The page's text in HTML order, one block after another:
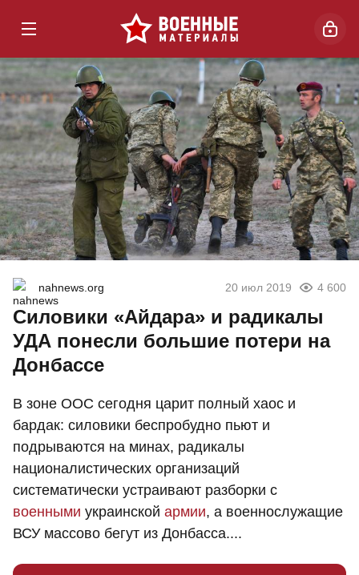
nahnews.org 20 июл 2019 4 600
Силовики «Айдара» и радикалы
УДА понесли большие потери на
Донбассе
В зоне ООС сегодня царит полный хаос и
бардак: силовики беспробудно пьют и
подрываются на минах, радикалы
националистических организаций
систематически устраивают разборки с
военными украинской армии, а военнослужащие
ВСУ массово бегут из Донбасса....